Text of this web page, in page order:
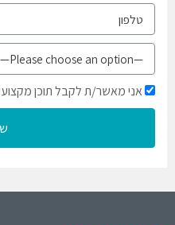
אני מאשר/ת לקבל תוכן